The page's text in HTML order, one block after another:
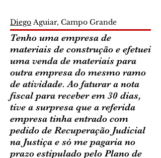
Diego Aguiar, Campo Grande
Tenho uma empresa de
materiais de construção e efetuei
uma venda de materiais para
outra empresa do mesmo ramo
de atividade. Ao faturar a nota
fiscal para receber em 30 dias,
tive a surpresa que a referida
empresa tinha entrado com
pedido de Recuperação Judicial
na Justiça e só me pagaria no
prazo estipulado pelo Plano de